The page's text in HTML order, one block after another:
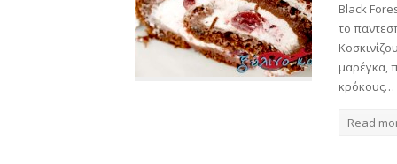
Black
το
μαρέγκα,
κρόκους…
Read